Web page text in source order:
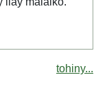
tohiny...